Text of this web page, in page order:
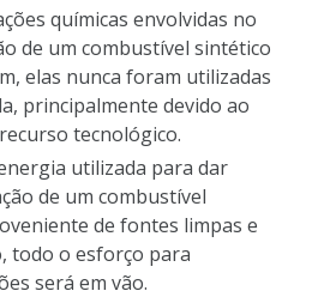
químicas envolvidas no
de um combustível sintético
elas nunca foram utilizadas
principalmente devido ao
tecnológico.
utilizada para dar
de um combustível
de fontes limpas e
todo o esforço para
será em vão.